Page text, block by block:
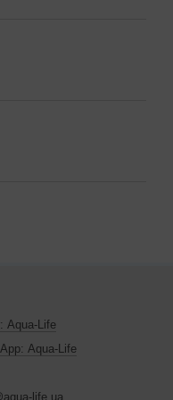
Aqua-Life
Aqua-Life
life.ua